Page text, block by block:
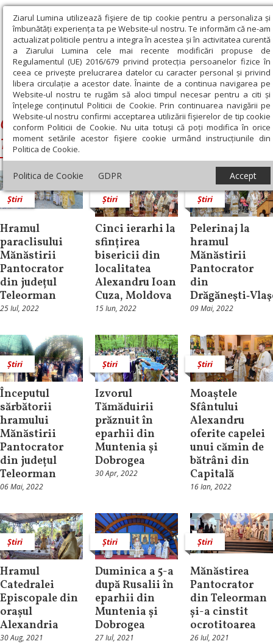
Ziarul Lumina utilizează fişiere de tip cookie pentru a personaliza și
îmbunătăți experiența ta pe Website-ul nostru. Te informăm că ne-am
actualizat politicile pentru a integra în acestea și în activitatea curentă
a Ziarului Lumina cele mai recente modificări propuse de
Regulamentul (UE) 2016/679 privind protecția persoanelor fizice în
ceea ce privește prelucrarea datelor cu caracter personal și privind
libera circulație a acestor date. Înainte de a continua navigarea pe
Website-ul nostru te rugăm să aloci timpul necesar pentru a citi și
înțelege conținutul Politicii de Cookie. Prin continuarea navigării pe
Website-ul nostru confirmi acceptarea utilizării fişierelor de tip cookie
conform Politicii de Cookie. Nu uita totuși că poți modifica în orice
moment setările acestor fişiere cookie urmând instrucțiunile din
Politica de Cookie.
Politica de Cookie GDPR Accept
Ziarul Lumina › Galaction, Episcopul Alexandriei şi Teleormanului
Galaction, Episcopul Alexandriei şi
Teleormanului
Știri
Hramul
paraclisului
Mănăstirii
Pantocrator
din județul
Teleorman
25 Iul, 2022
Știri
Cinci ierarhi la
sfințirea
bisericii din
localitatea
Alexandru Ioan
Cuza, Moldova
15 Iun, 2022
Știri
Pelerinaj la
hramul
Mănăstirii
Pantocrator
din
09 Mai, 2022
Știri
Începutul
sărbătorii
hramului
Mănăstirii
Pantocrator
din județul
Teleorman
06 Mai, 2022
Știri
Izvorul
Tămăduirii
prăznuit în
eparhii din
Muntenia și
Dobrogea
30 Apr, 2022
Știri
Moaștele
Sfântului
Alexandru
oferite capelei
unui cămin de
bătrâni din
Capitală
16 Ian, 2022
Știri
Hramul
Catedralei
Episcopale din
orașul
Alexandria
30 Aug, 2021
Știri
Duminica a 5-a
după Rusalii în
eparhii din
Muntenia și
Dobrogea
27 Iul, 2021
Știri
Mănăstirea
Pantocrator
din Teleorman
și-a cinstit
ocrotitoarea
26 Iul, 2021